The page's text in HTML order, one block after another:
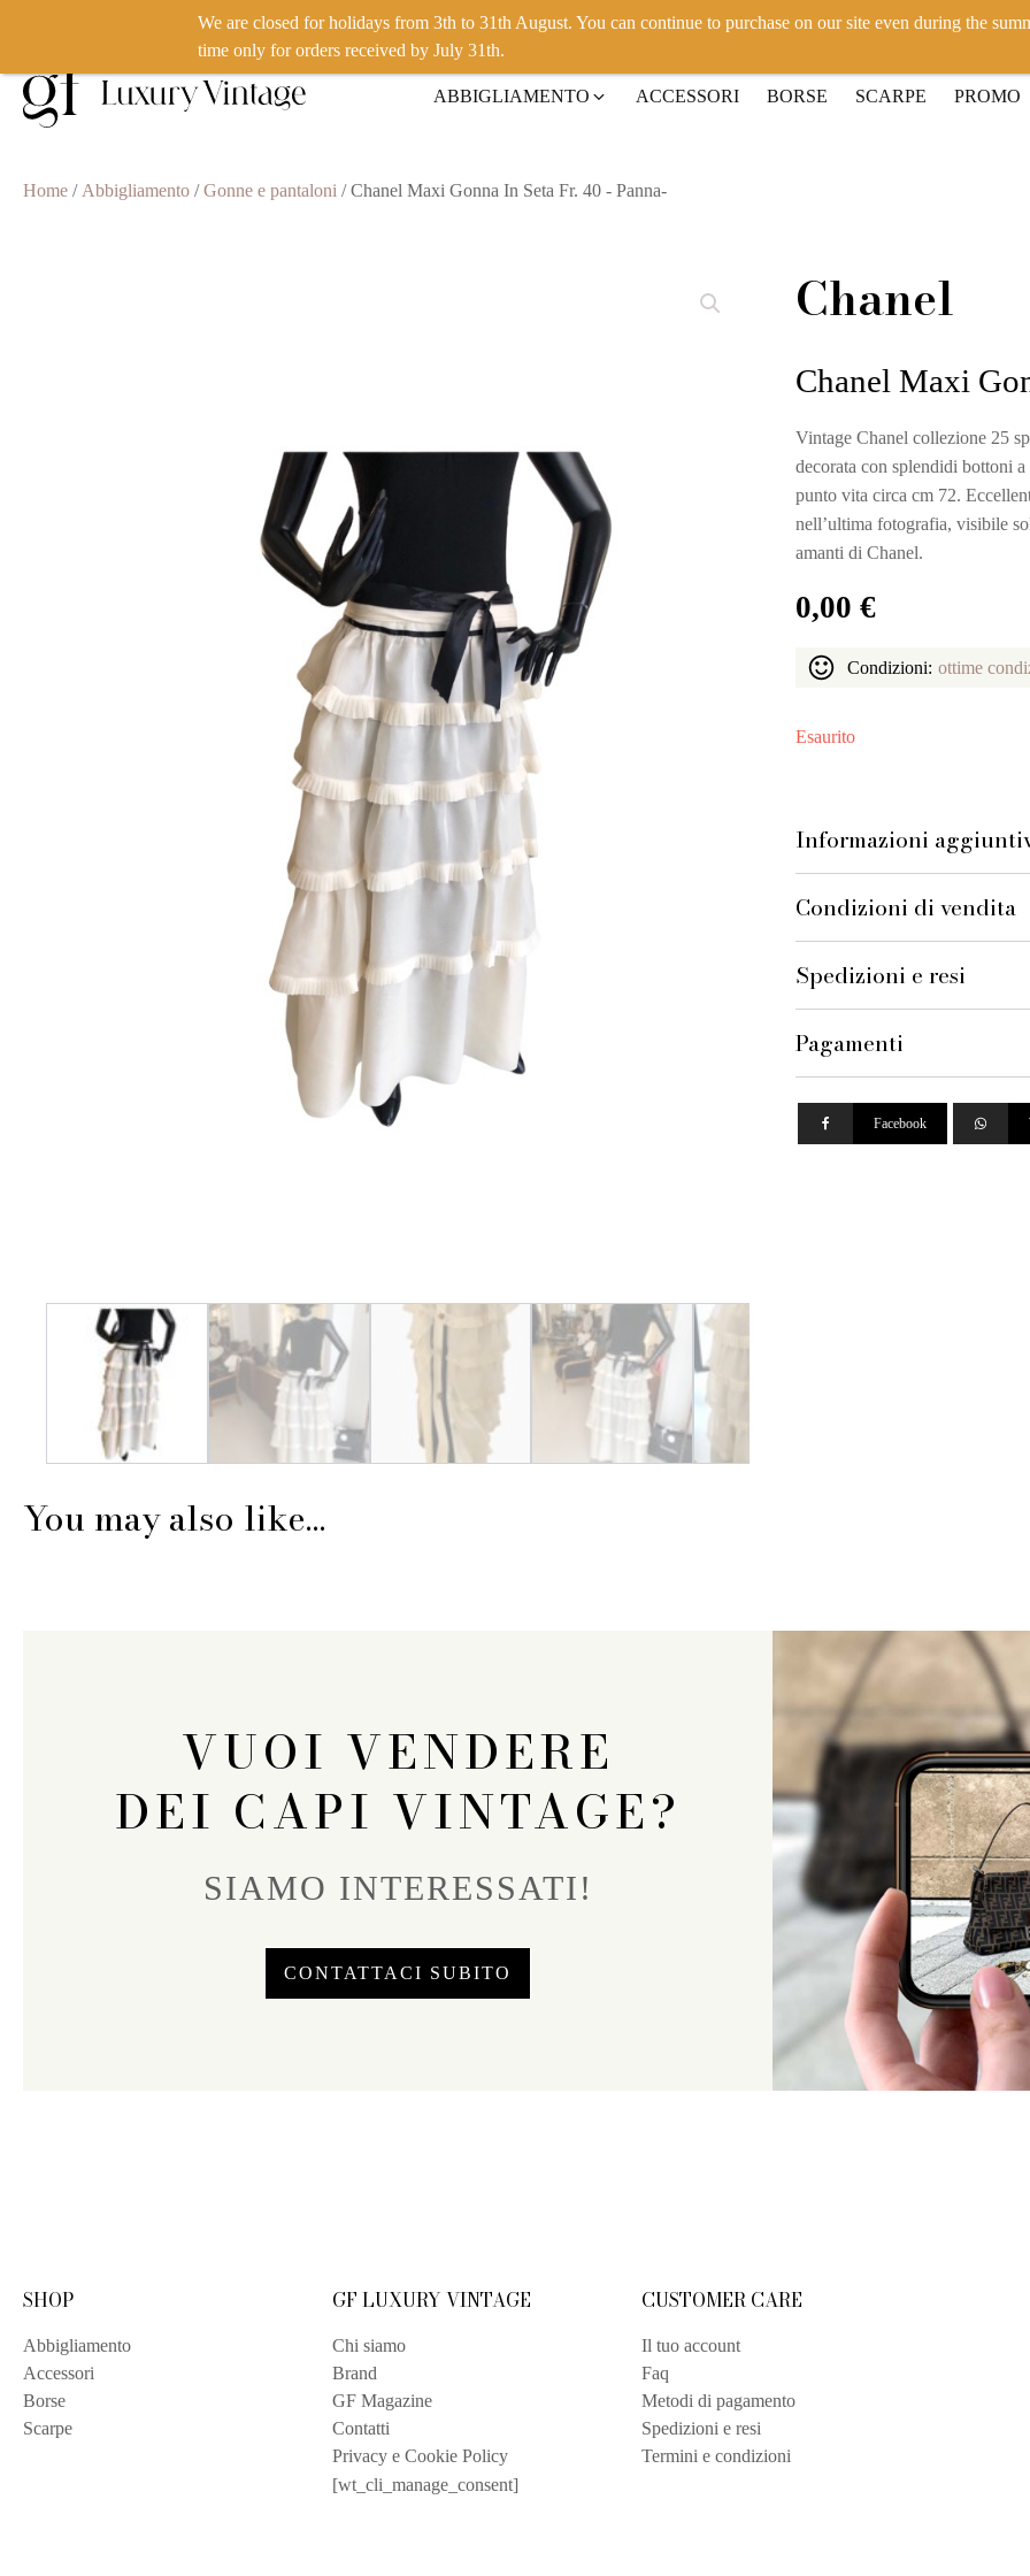
VUOI VENDERE UN PRODOTTO? CLICCA QUI
ABBIGLIAMENTO ACCESSORI BORSE SCARPE PROMO
Home / Abbigliamento /Gonne e pantaloni / Chanel Maxi Gonna In Seta Fr. 40 - Panna-
Chanel
Chanel Maxi
Vintage Chanel collezione 25
decorata con splendidi bottoni
punto vita circa cm 72.
nell’ultima fotografia, visibile
amanti di Chanel.
0,00 €
Condizioni: ottime
Esaurito
Informazioni
Condizioni di vendita
Spedizioni e resi
Pagamenti
Facebook
You may also like…
VUOI VENDERE
DEI CAPI VINTAGE?
SIAMO INTERESSATI!
CONTATTACI SUBITO
SHOP
Abbigliamento
Accessori
Borse
Scarpe
GF LUXURY VINTAGE
Chi siamo
Brand
GF Magazine
Contatti
Privacy e Cookie Policy
[wt_cli_manage_consent]
CUSTOMER CARE
Il tuo account
Faq
Metodi di pagamento
Spedizioni e resi
Termini e condizioni
We are closed for holidays from 3th to 31th August. You can continue to purchase on our site even during the
time only for orders received by July 31th.